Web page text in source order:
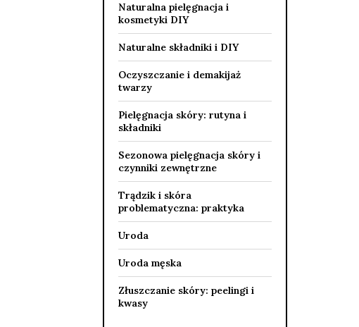
Naturalna pielęgnacja i
kosmetyki DIY
Naturalne składniki i DIY
Oczyszczanie i demakijaż
twarzy
Pielęgnacja skóry: rutyna i
składniki
Sezonowa pielęgnacja skóry i
czynniki zewnętrzne
Trądzik i skóra
problematyczna: praktyka
Uroda
Uroda męska
Złuszczanie skóry: peelingi i
kwasy